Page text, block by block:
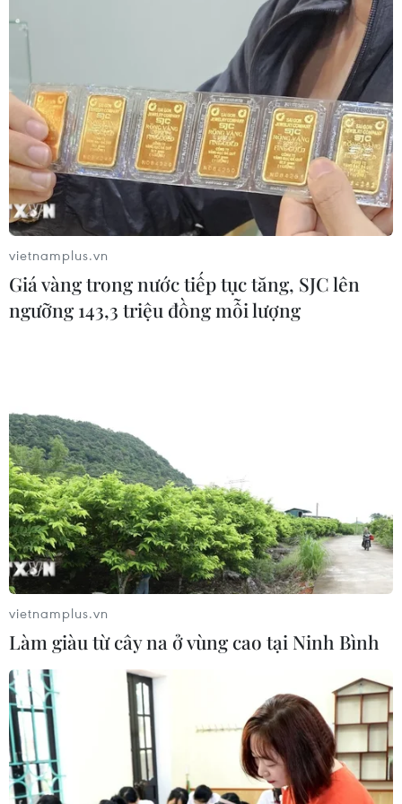
sắc dân tộc.
22/08/2020 23:00
Thời gian qua, với sự hỗ trợ, đầu tư của Nhà nước, các
làng nghề đã có những thay đổi đáng kể, góp phần
giải quyết việc làm cho lao động khu vực nông thôn.
vietnamplus.vn
Giá vàng trong nước tiếp tục tăng, SJC lên
ngưỡng 143,3 triệu đồng mỗi lượng
vietnamplus.vn
Làm giàu từ cây na ở vùng cao tại Ninh Bình